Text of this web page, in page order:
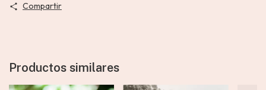
Compartir
Productos similares